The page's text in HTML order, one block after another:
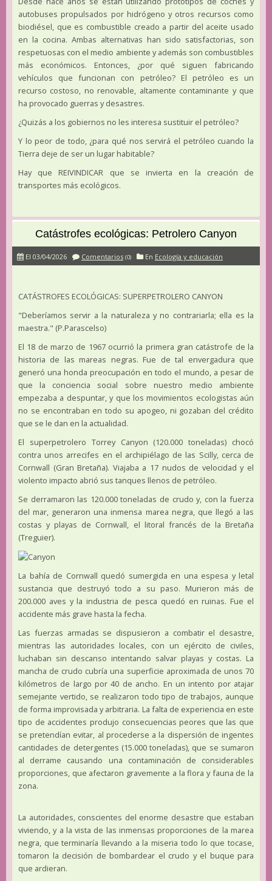
autobuses propulsados por hidrógeno y otros recursos como
biodiésel, que es combustible creado a partir del aceite usado
en la cocina. Ambas alternativas han sido satisfactorias, son
respetuosas con el medio ambiente y además son combustibles
más económicos. Entonces, ¿por qué siguen fabricando
vehículos que funcionan con petróleo? El petróleo es un
recurso costoso, no renovable, altamente contaminante y que
ha provocado guerras y desastres.
¿Quizás a los gobiernos no les interesa sustituir el petróleo?
Y lo peor de todo, ¿para qué nos servirá el petróleo cuando la
Tierra deje de ser un lugar habitable?
Hay que REIVINDICAR que se invierta en la creación de
transportes más ecológicos.
Catástrofes ecológicas: Petrolero Canyon
El 03/04/2026 Comentarios (0) En Ecología y educación
CATÁSTROFES ECOLÓGICAS: SUPERPETROLERO CANYON
"Deberíamos servir a la naturaleza y no contrariarla; ella es la
maestra." (P.Parascelso)
El 18 de marzo de 1967 ocurrió la primera gran catástrofe de la
historia de las mareas negras. Fue de tal envergadura que
generó una honda preocupación en todo el mundo, a pesar de
que la conciencia social sobre nuestro medio ambiente
empezaba a despuntar, y que los movimientos ecologistas aún
no se encontraban en todo su apogeo, ni gozaban del crédito
que se le dan en la actualidad.
El superpetrolero Torrey Canyon (120.000 toneladas) chocó
contra unos arrecifes en el archipiélago de las Scilly, cerca de
Cornwall (Gran Bretaña). Viajaba a 17 nudos de velocidad y el
violento impacto abrió sus tanques llenos de petróleo.
Se derramaron las 120.000 toneladas de crudo y, con la fuerza
del mar, generaron una inmensa marea negra, que llegó a las
costas y playas de Cornwall, el litoral francés de la Bretaña
(Treguier).
La bahía de Cornwall quedó sumergida en una espesa y letal
sustancia que destruyó todo a su paso. Murieron más de
200.000 aves y la industria de pesca quedó en ruinas. Fue el
accidente más grave hasta la fecha.
Las fuerzas armadas se dispusieron a combatir el desastre,
mientras las autoridades locales, con un ejército de civiles,
luchaban sin descanso intentando salvar playas y costas. La
mancha de crudo cubría una superficie aproximada de unos 70
kilómetros de largo por 40 de ancho. En un intento por atajar
semejante vertido, se realizaron todo tipo de trabajos, aunque
de forma improvisada y arbitraria. La falta de experiencia en este
tipo de accidentes produjo consecuencias peores que las que
se pretendían evitar, al procederse a la dispersión de ingentes
cantidades de detergentes (15.000 toneladas), que se sumaron
al derrame causando una contaminación de considerables
proporciones, que afectaron gravemente a la flora y fauna de la
zona.
La autoridades, conscientes del enorme desastre que estaban
viviendo, y a la vista de las inmensas proporciones de la marea
negra, que terminaría llevando a la miseria todo lo que tocase,
tomaron la decisión de bombardear el crudo y el buque para
que ardieran.